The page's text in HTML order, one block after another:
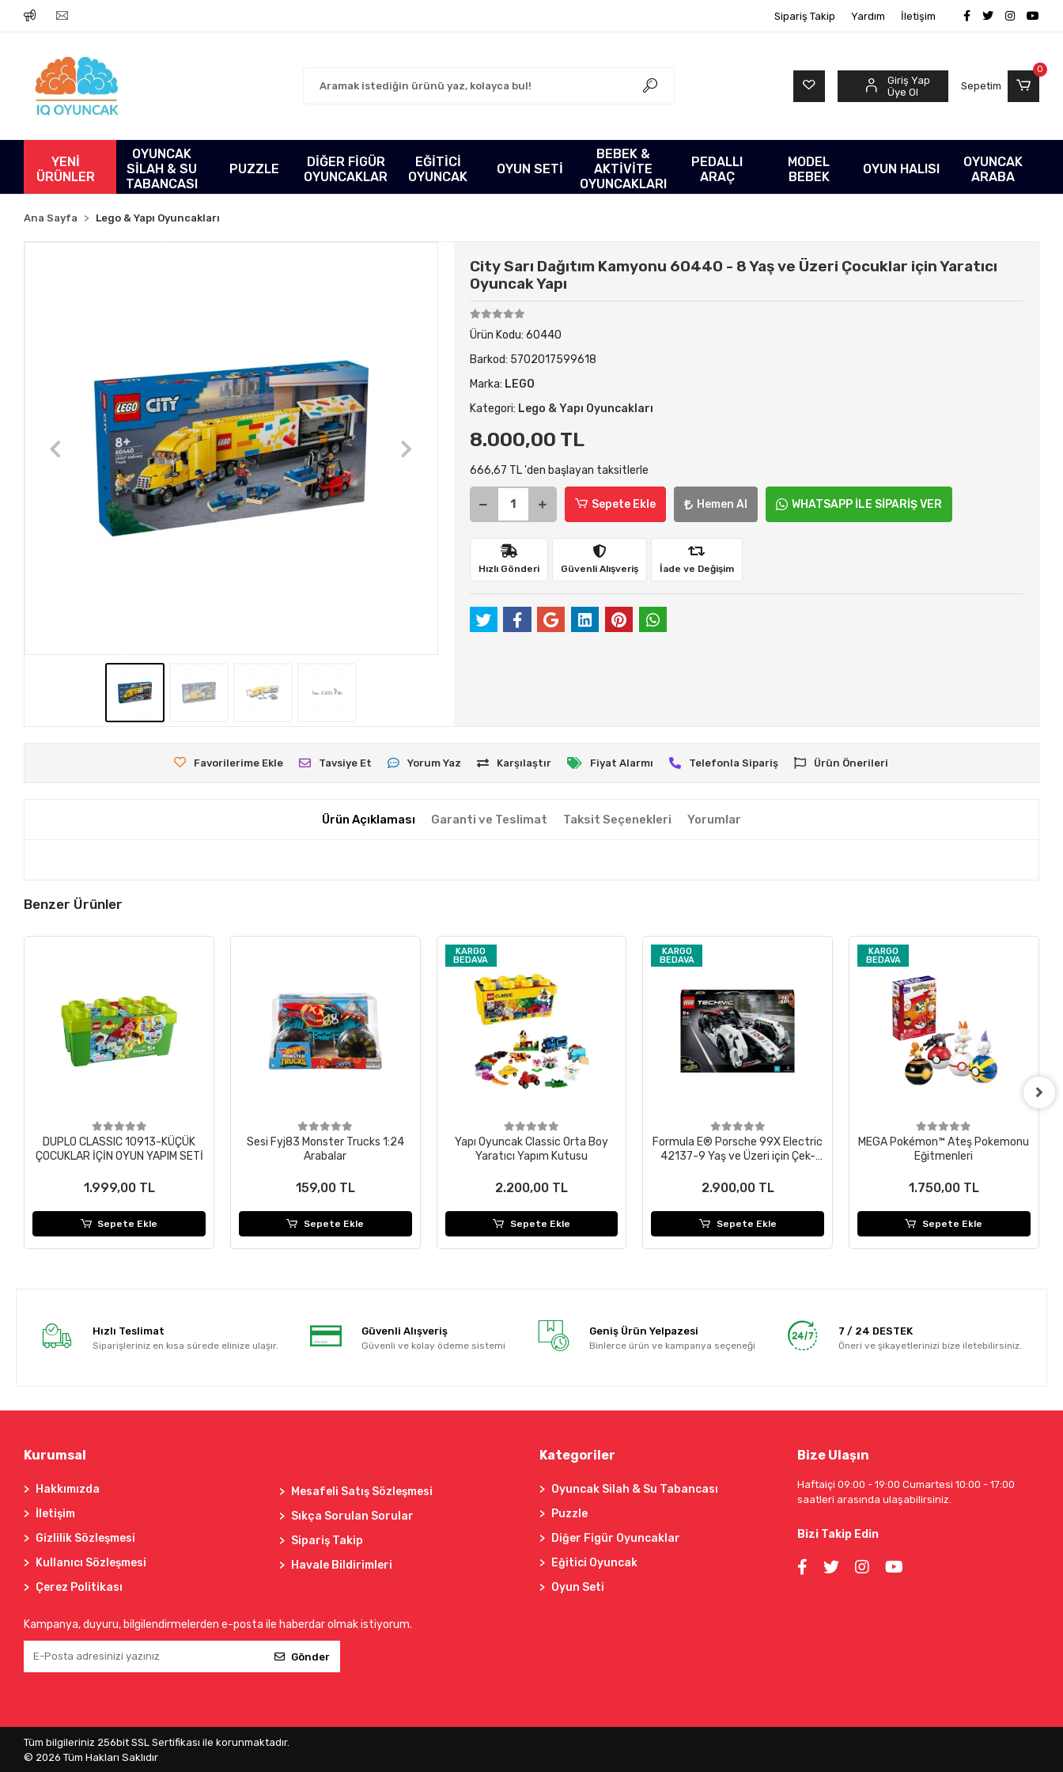
Sipariş Takip Yardım İletişim
Giriş Yap
Üye Ol
Sepetim
0
YENİ
ÜRÜNLER
OYUNCAK
SİLAH & SU
TABANCASI
PUZZLE
DİĞER FİGÜR
OYUNCAKLAR
EĞİTİCİ
OYUNCAK
OYUN SETİ
BEBEK &
AKTİVİTE
OYUNCAKLARI
PEDALLI
ARAÇ
MODEL
BEBEK
OYUN HALISI
OYUNCAK
ARABA
Ana Sayfa Lego & Yapı Oyuncakları
City Sarı Dağıtım Kamyonu 60440 - 8 Yaş ve Üzeri Çocuklar için Yaratıcı
Oyuncak Yapı
Ürün Kodu: 60440
Barkod: 5702017599618
Marka: LEGO
Kategori: Lego & Yapı Oyuncakları
8.000,00 TL
666,67 TL 'den başlayan taksitlerle
Sepete Ekle Hemen Al WHATSAPP İLE SİPARİŞ VER
Hızlı Gönderi Güvenli Alışveriş İade ve Değişim
Favorilerime Ekle Tavsiye Et Yorum Yaz Karşılaştır Fiyat Alarmı Telefonla Sipariş Ürün Önerileri
Ürün Açıklaması Garanti ve Teslimat Taksit Seçenekleri Yorumlar
Benzer Ürünler
DUPLO CLASSIC 10913-KÜÇÜK
ÇOCUKLAR İÇİN OYUN YAPIM SETİ
1.999,00 TL
Sepete Ekle
Sesi Fyj83 Monster Trucks 1:24
Arabalar
159,00 TL
Sepete Ekle
KARGO
BEDAVA
Yapı Oyuncak Classic Orta Boy
Yaratıcı Yapım Kutusu
2.200,00 TL
Sepete Ekle
KARGO
BEDAVA
Formula E® Porsche 99X Electric
42137-9 Yaş ve Üzeri için Çek-
2.900,00 TL
Sepete Ekle
KARGO
BEDAVA
MEGA Pokémon™ Ateş Pokemonu
Eğitmenleri
1.750,00 TL
Sepete Ekle
Hızlı Teslimat
Siparişleriniz en kısa sürede elinize ulaşır.
Güvenli Alışveriş
Güvenli ve kolay ödeme sistemi
Geniş Ürün Yelpazesi
Binlerce ürün ve kampanya seçeneği
7 / 24 DESTEK
Öneri ve şikayetlerinizi bize iletebilirsiniz.
Kurumsal
Hakkımızda
İletişim
Gizlilik Sözleşmesi
Kullanıcı Sözleşmesi
Çerez Politikası
Mesafeli Satış Sözleşmesi
Sıkça Sorulan Sorular
Sipariş Takip
Havale Bildirimleri
Kampanya, duyuru, bilgilendirmelerden e-posta ile haberdar olmak istiyorum.
Gönder
Kategoriler
Oyuncak Silah & Su Tabancası
Puzzle
Diğer Figür Oyuncaklar
Eğitici Oyuncak
Oyun Seti
Bize Ulaşın
Haftaiçi 09:00 - 19:00 Cumartesi 10:00 - 17:00
saatleri arasında ulaşabilirsiniz.
Bizi Takip Edin
Tüm bilgileriniz 256bit SSL Sertifikası ile korunmaktadır.
© 2026Tüm Hakları Saklıdır